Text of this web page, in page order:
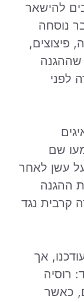
להישאר
נוסחה
פיצוצים,
שההגנה
לפני
נשמעו שם
על עשן לאחר
ההגנה
קרבית נגד
אך
רוסיה
כאשר